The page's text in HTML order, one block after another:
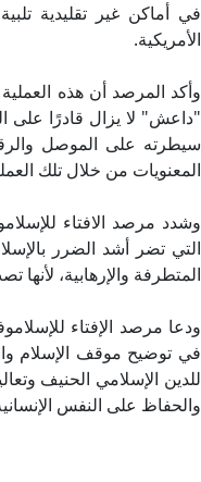
في أماكن غير تقليدية
الأمريكية.
وأكد المرصد أن هذه
"داعش" لا يزال قادرًا على
سيطرته على الموصل
المعنويات من خلال تلك
وشدد مرصد الافتاء
التي تضر أشد الضرر
المتطرفة والإرهابية،
ودعا مرصد الإفتاء
في توضيح موقف الإسلام
للدين الإسلامي الحنيف
والحفاظ على النفس